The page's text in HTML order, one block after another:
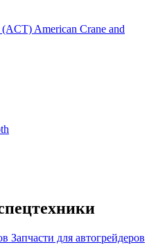
American Crane and
Запчасти для автогрейдеров